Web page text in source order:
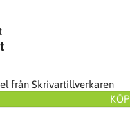
från Skrivartillverkaren
KÖP